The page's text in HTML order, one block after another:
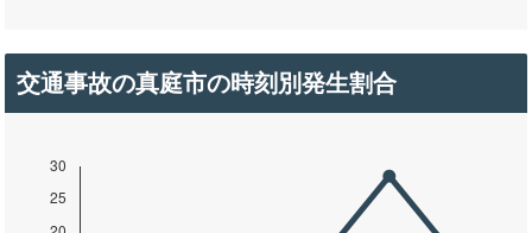
交通事故の真庭市の時刻別発生割合